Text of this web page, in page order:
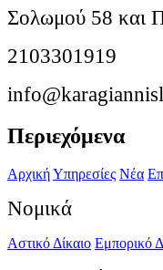
Σολωμού 58 και
2103301919
Περιεχόμενα
ΑρχικήΥπηρεσίες Νέα
Νομικά
Αστικό Δίκαιο Εμπορικό